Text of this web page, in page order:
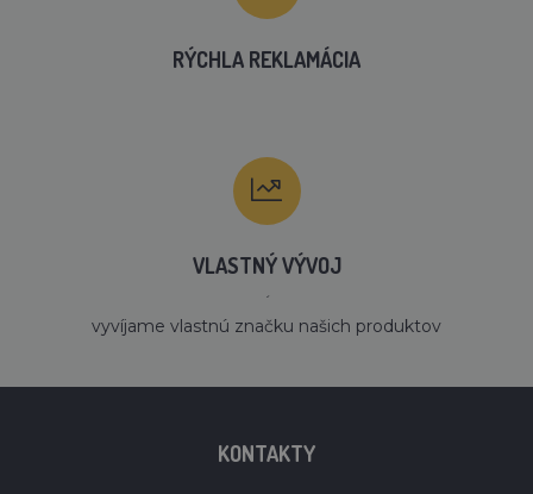
RÝCHLA REKLAMÁCIA
VLASTNÝ VÝVOJ
´
vyvíjame vlastnú značku našich produktov
KONTAKTY